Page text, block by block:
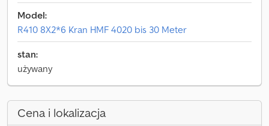
Model:
R410 8X2*6 Kran HMF 4020 bis 30 Meter
stan:
używany
Cena i lokalizacja